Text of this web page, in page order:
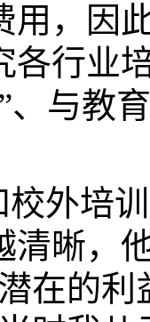
用，因
各行业
、与教
校外培
清晰，
在的